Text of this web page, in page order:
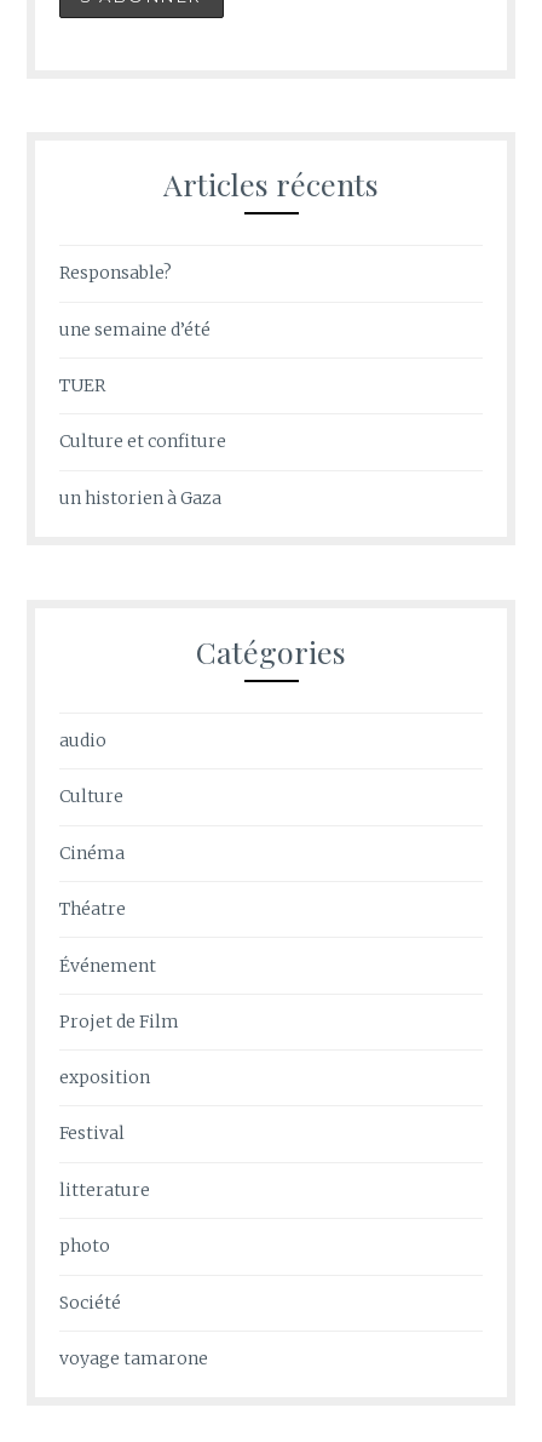
Articles récents
Responsable?
une semaine d’été
TUER
Culture et confiture
un historien à Gaza
Catégories
audio
Culture
Cinéma
Théatre
Événement
Projet de Film
exposition
Festival
litterature
photo
Société
voyage tamarone